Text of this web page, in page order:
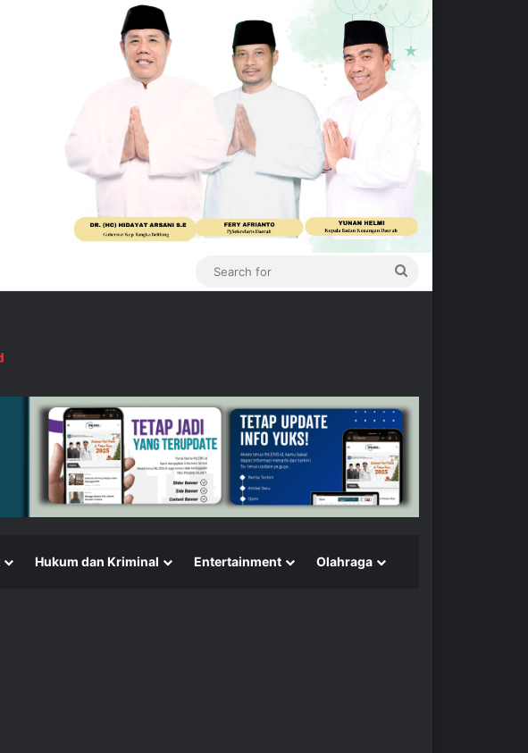
Hukum dan Kriminal Entertainment Olahraga